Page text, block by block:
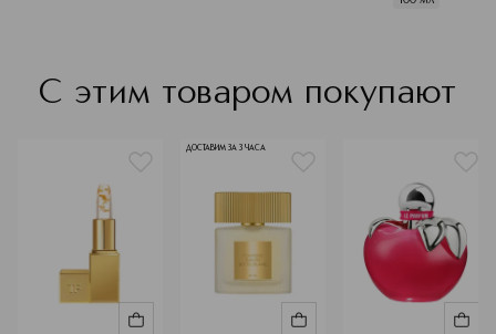
С этим товаром покупают
ДОСТАВИМ ЗА 3 ЧАСА